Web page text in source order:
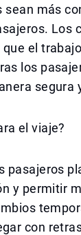
sean más
Los
el
los
segura
el viaje?
pasajeros
y permitir
con